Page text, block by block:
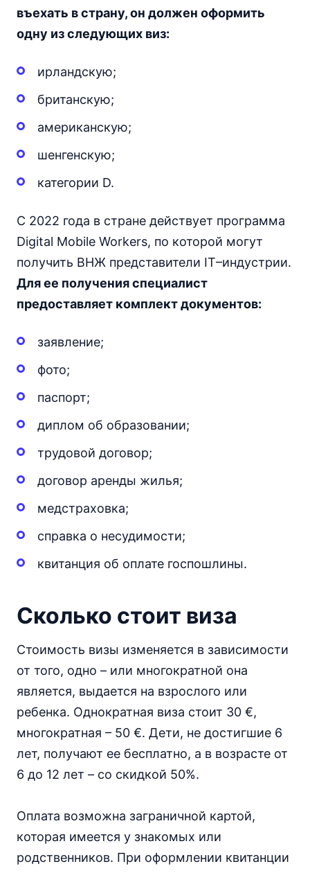
въехать в страну, он должен оформить
одну из следующих виз:
ирландскую;
британскую;
американскую;
шенгенскую;
категории D.
С 2022 года в стране действует программа
Digital Mobile Workers, по которой могут
получить ВНЖ представители IT–индустрии.
Для ее получения специалист
предоставляет комплект документов:
заявление;
фото;
паспорт;
диплом об образовании;
трудовой договор;
договор аренды жилья;
медстраховка;
справка о несудимости;
квитанция об оплате госпошлины.
Сколько стоит виза
Стоимость визы изменяется в зависимости
от того, одно – или многократной она
является, выдается на взрослого или
ребенка. Однократная виза стоит 30 €,
многократная – 50 €. Дети, не достигшие 6
лет, получают ее бесплатно, а в возрасте от
6 до 12 лет – со скидкой 50%.
Оплата возможна заграничной картой,
которая имеется у знакомых или
родственников. При оформлении квитанции